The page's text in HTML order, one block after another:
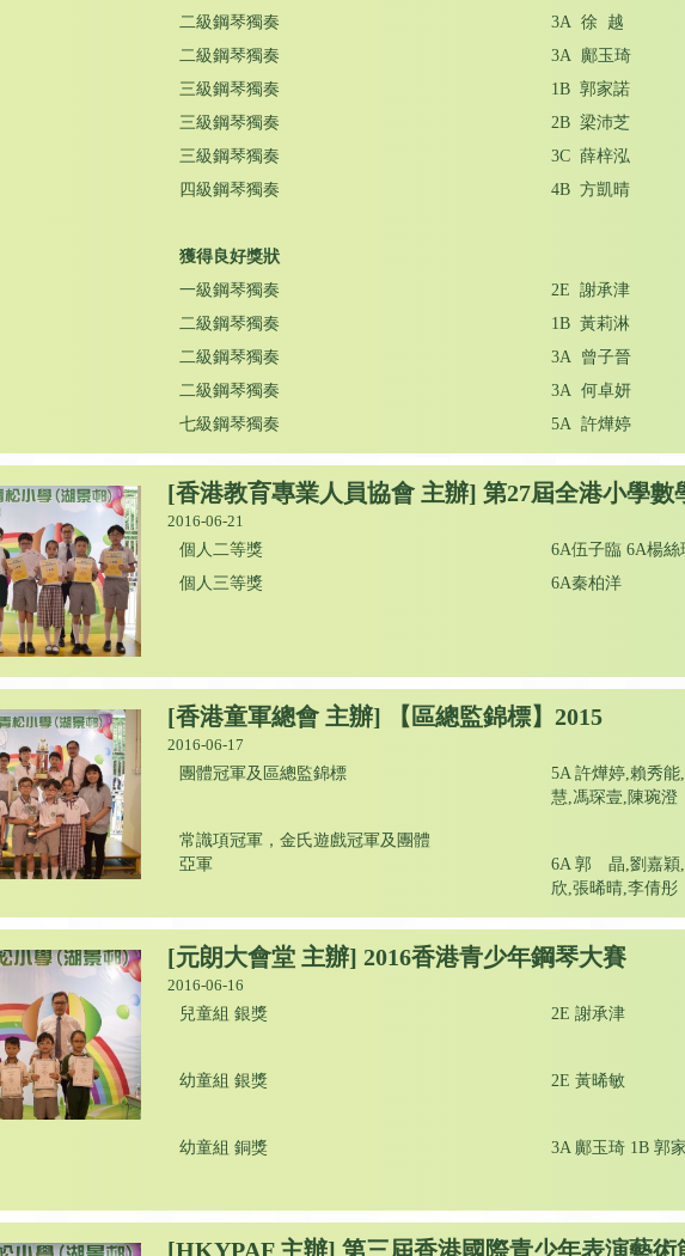
二級鋼琴獨奏
二級鋼琴獨奏
三級鋼琴獨奏
三級鋼琴獨奏
三級鋼琴獨奏
四級鋼琴獨奏
獲得良好獎狀
一級鋼琴獨奏
二級鋼琴獨奏
二級鋼琴獨奏
二級鋼琴獨奏
七級鋼琴獨奏
3A 徐 越
3A 鄺玉琦
1B 郭家諾
2B 梁沛芝
3C 薛梓泓
4B 方凱晴
2E 謝承津
1B 黃莉淋
3A 曾子晉
3A 何卓妍
5A 許燁婷
[香港教育專業人員協會 主辦] 第27屆全港小學數
2016-06-21
個人二等獎
個人三等獎
6A伍子臨 6A楊絲
6A秦柏洋
[香港童軍總會 主辦] 【區總監錦標】2015
2016-06-17
團體冠軍及區總監錦標
常識項冠軍，金氏遊戲冠軍及團體
亞軍
5A 許燁婷,賴秀
慧,馮琛壹,陳琬澄
6A 郭 晶,劉嘉穎,
欣,張晞晴,李倩彤
[元朗大會堂 主辦] 2016香港青少年鋼琴大賽
2016-06-16
兒童組 銀獎
幼童組 銀獎
幼童組 銅獎
2E 謝承津
2E 黃晞敏
3A 鄺玉琦 1B 郭
[HKYPAF 主辦] 第三屆香港國際青少年表演藝術